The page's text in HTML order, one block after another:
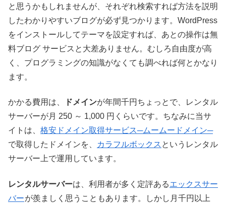
と思うかもしれませんが、それぞれ検索すれば方法を説明
したわかりやすいブログが必ず見つかります。WordPress
をインストールしてテーマを設定すれば、あとの操作は無
料ブログ サービスと大差ありません。むしろ自由度が高
く、プログラミングの知識がなくても調べれば何とかなり
ます。
かかる費用は、 ドメインが年間千円ちょっとで、レンタル
サーバーが月 250 ～ 1,000 円くらいです。ちなみに当サ
イトは、 格安ドメイン取得サービス─ムームードメイン─
で取得したドメインを、
カラフルボックス というレンタル
サーバー上で運用しています。
レンタルサーバーは、利用者が多く定評あるエックスサー
バーが羨ましく思うこともあります。しかし月千円以上